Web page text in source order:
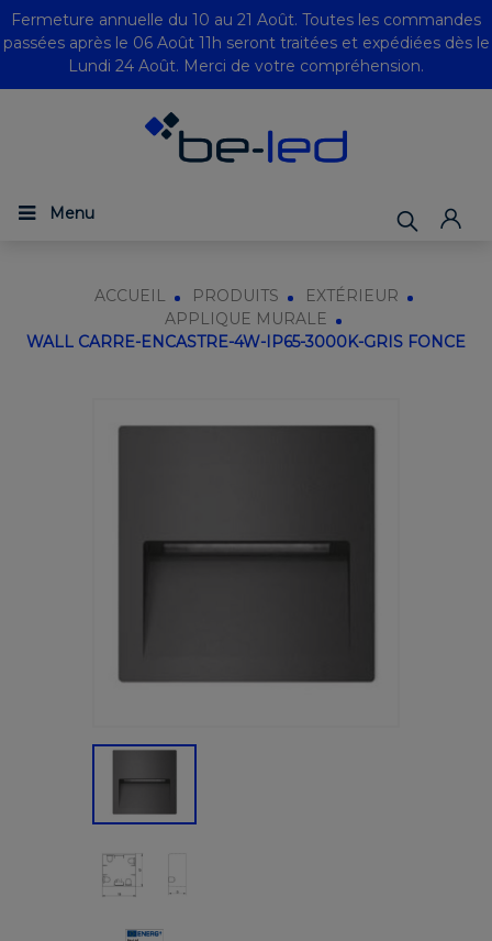
Fermeture annuelle du 10 au 21 Août. Toutes les commandes
passées après le 06 Août 11h seront traitées et expédiées dès le
Lundi 24 Août. Merci de votre compréhension.
Menu
ACCUEIL PRODUITS
EXTÉRIEUR
APPLIQUE MURALE
WALL CARRE-ENCASTRE-4W-IP65-3000K-GRIS FONCE